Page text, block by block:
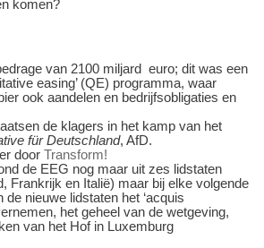
komen?
van 2100 miljard euro; dit was een
easing’ (QE) programma, waar
ook aandelen en bedrijfsobligaties en
de klagers in het kamp van het
für Deutschland, AfD.
door Transform!
de EEG nog maar uit zes lidstaten
Frankrijk en Italië) maar bij elke volgende
de nieuwe lidstaten het ‘acquis
het geheel van de wetgeving,
van het Hof in Luxemburg